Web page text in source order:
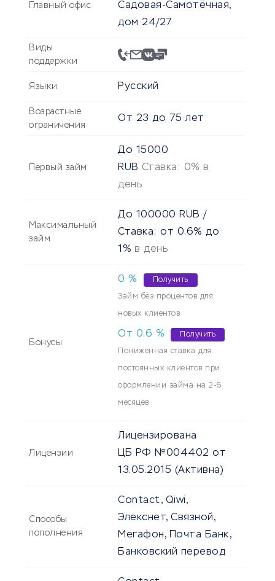
Главный офис
Садовая-Самотёчная,
дом 24/27
Виды
поддержки
Языки Русский
Возрастные
ограничения
От 23 до 75 лет
Первый займ
До 15000
RUB Ставка: 0% в
день
Максимальный
займ
До 100000 RUB /
Ставка: от 0.6% до
1% в день
Бонусы
0 % Получить
Займ без процентов для
новых клиентов
От 0.6 % Получить
Пониженная ставка для
постоянных клиентов при
оформлении займа на 2-6
месяцев
Лицензии
Лицензирована
ЦБ РФ №004402 от
13.05.2015 (Активна)
Способы
пополнения
Contact, Qiwi,
Элекснет, Связной,
Мегафон, Почта Банк,
Банковский перевод